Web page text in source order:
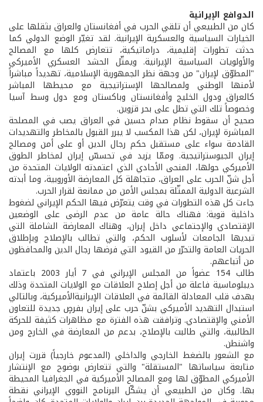
الدوافع الإيرانية
كان من الطبيعي أن تلقي الحرب في أفغانستان والعراق بثقلها على
الخيارات السياسية والعسكرية الإيرانية. لقد تغيّر الوضع الدولي كما
حدثت تطورات إقليمية، دراماتيكية، تتعارض كلها مع المصالح
والأولويات السياسية الإيرانية. ويمثّل الحشد العسكري الأميركي
"المطوّق لإيران" من وجهة نظر الجمهورية الإسلامية، تهديداً مباشراً
لأمنها الوطني ولمصالحها الإستراتيجية مع محيطها المباشر
كالعراق ودول الخليج وأفغانستان وباكستان ومع دول وسط آسيا
وخصوصاً تلك التي تطل على بحر قزوين.
صحيح أن سقوط نظام صدام حسين في العراق يصب في المصلحة
المباشرة لإيران، لكن هذا المكسب لا يبرر القبول بالمخاطر والتهديدات
القادمة سواء على مستقبل حكم رجال الدين أو على أمن ومصالح
إيران الجيو­ستراتيجية. وممّا يزيد في تحسسّ إيران لمخاطر الطوق
الأميركي حولها، المنحى الأحادي الذي اعتمدته الولايات المتحدة من
أجل شنّ الحرب على العراق، متجاهلة كل المعارضة الأوروبية، وما أبدته
الشرعية الدولية الممثّلة بمجلس الأمن من ممانعة لقرار الحرب.
جاءت كل هذه التطورات في وقت يتعرّض فيها الحكم الإيراني لضغوط
داخلية قوية: فهناك حالة عامة من عدم الرضى على الوضعين
الإقتصادي والإجتماعي داخل إيران، وهناك المعارضة الشاملة التي
تبديها الجامعات لأسلوب الحكم، والتي تطالب بالإصلاح وبإطلاق
الحريات العامة والتحرّر من القيود التي فرضها رجال الدين والمحافظون
من أتباعهم.
طالب 154 عضواً من المجلس الإيراني في 7 أيار 2003 باعتماد
ديبلوماسية فاعلة من أجل إصلاح العلاقات مع الولايات المتحدة وذلك
بهدف قلب المعادلة القائمة في العلاقات الإيرانية­الأميركية، وبالتالي
استبدال التهديد الأميركي بشنّ حرب على إيران بفرصٍ جديدة للتعاون
الأمني والإقتصادي. وترافقت هذه الفترة مع مظاهرات كثيفة للحركة
الطالبية، والتي طالبت بالإصلاح، بدعم من المعارضة في الخارج ومن
واشنطن.
مع الشعور بالضغط الخارجي والداخلي (المدعوم خارجياً) قررت إيران
متابعة سياساتها "المستقلة" والتي تتعارض بوضوح مع الإنتشار
الأميركي المطوّق لها ومع المصالح الأميركية في الجغرافيا المحيطة
بها. وكان من الطبيعي أن يشكّل البرنامج النووي الإيراني نقطة